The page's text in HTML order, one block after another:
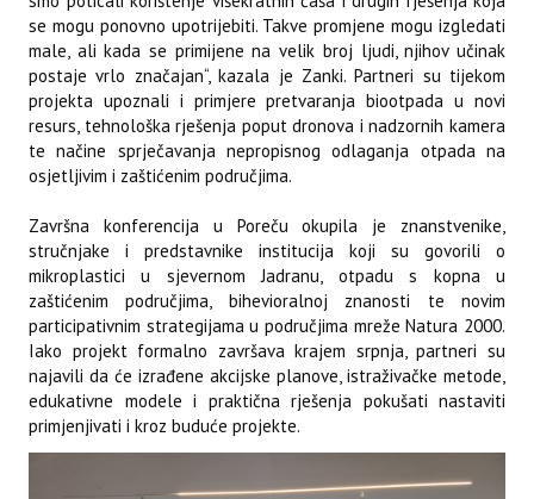
se mogu ponovno upotrijebiti. Takve promjene mogu izgledati
male, ali kada se primijene na velik broj ljudi, njihov učinak
postaje vrlo značajan“, kazala je Zanki. Partneri su tijekom
projekta upoznali i primjere pretvaranja biootpada u novi
resurs, tehnološka rješenja poput dronova i nadzornih kamera
te načine sprječavanja nepropisnog odlaganja otpada na
osjetljivim i zaštićenim područjima.
Završna konferencija u Poreču okupila je znanstvenike,
stručnjake i predstavnike institucija koji su govorili o
mikroplastici u sjevernom Jadranu, otpadu s kopna u
zaštićenim područjima, bihevioralnoj znanosti te novim
participativnim strategijama u područjima mreže Natura 2000.
Iako projekt formalno završava krajem srpnja, partneri su
najavili da će izrađene akcijske planove, istraživačke metode,
edukativne modele i praktična rješenja pokušati nastaviti
primjenjivati i kroz buduće projekte.